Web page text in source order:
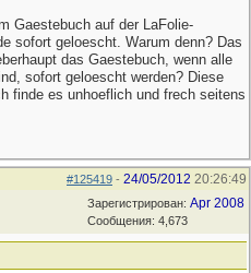
Gaestebuch auf der LaFolie-
sofort geloescht. Warum denn? Das
das Gaestebuch, wenn alle
sofort geloescht werden? Diese
finde es unhoeflich und frech seitens
#125419 - 24/05/2012 20:26:49
Зарегистрирован: Apr 2008
Сообщения: 4,673